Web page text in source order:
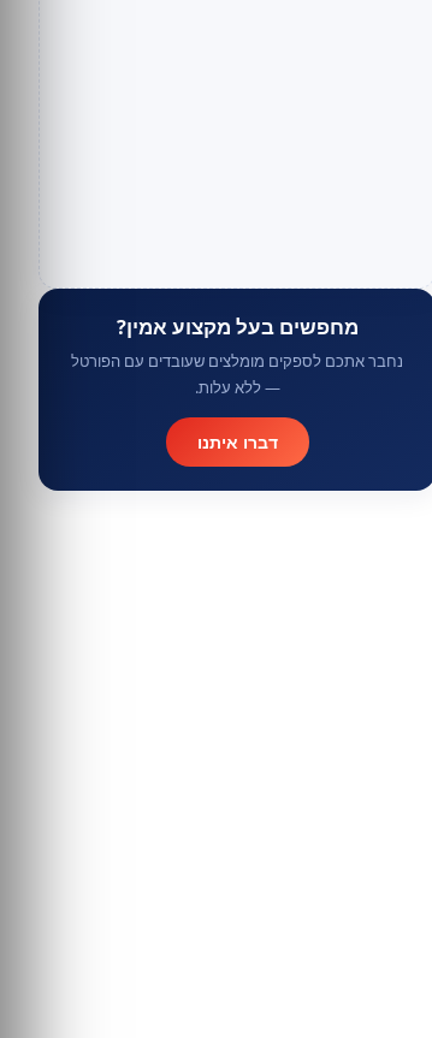
מחפשים בעל מקצוע אמין?
נחבר אתכם לספקים מומלצים שעובדים עם הפורטל
— ללא עלות.
דברו איתנו